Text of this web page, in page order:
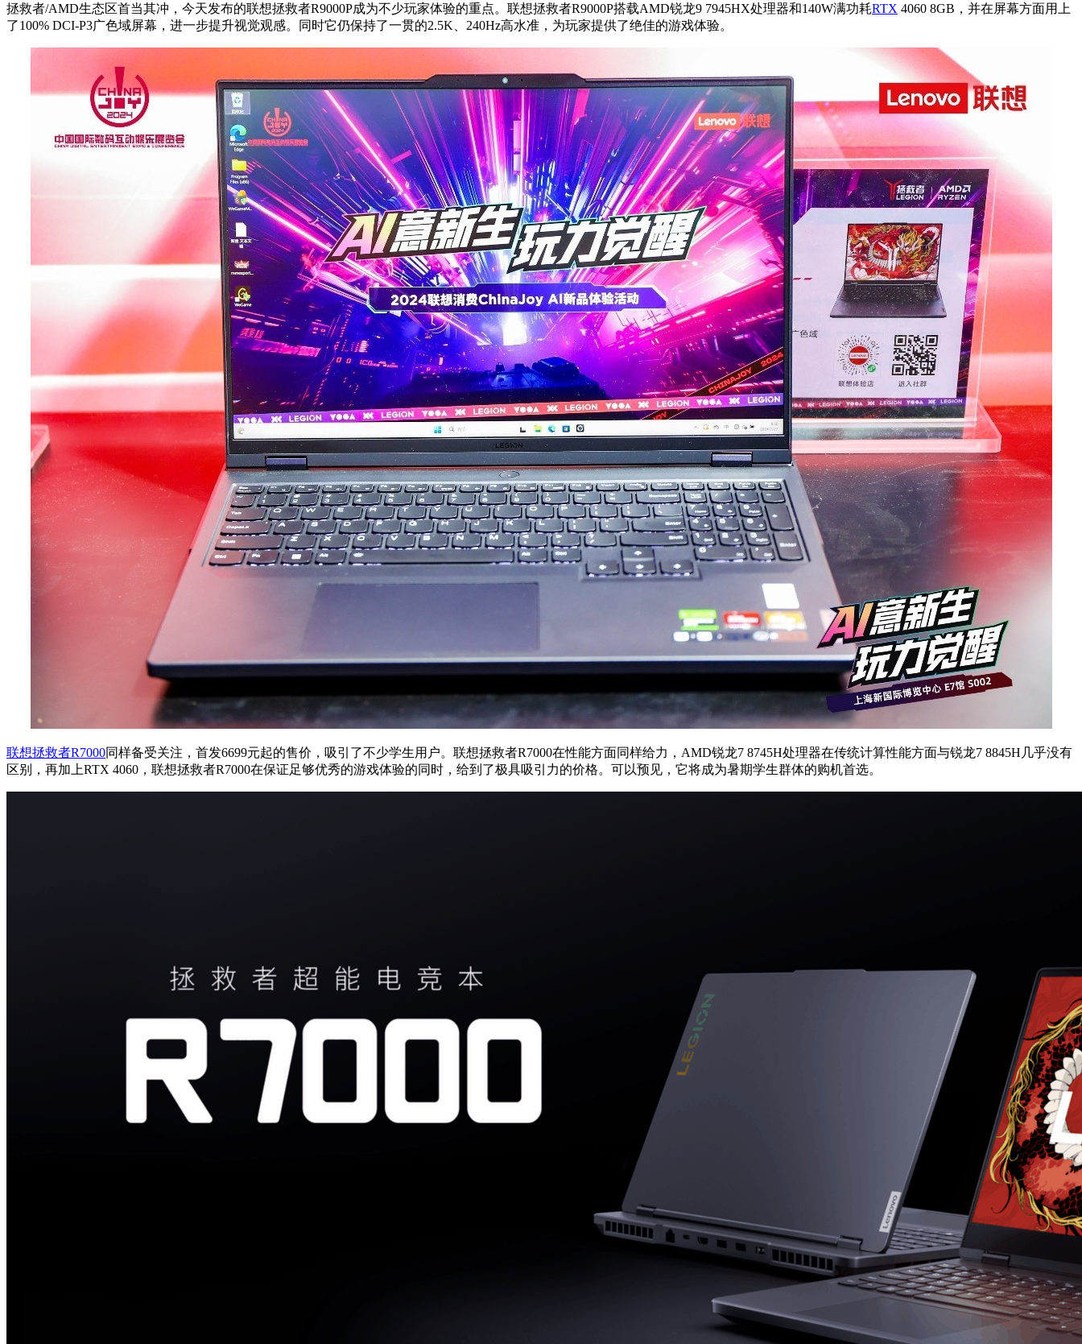
拯救者/AMD生态区首当其冲，今天发布的联想拯救者R9000P成为不少玩家体验的重点。联想拯救者R9000P搭载AMD锐龙9 7945HX处理器和140W满功耗RTX 4060 8GB，并在屏幕方面用上
了100% DCI-P3广色域屏幕，进一步提升视觉观感。同时它仍保持了一贯的2.5K、240Hz高水准，为玩家提供了绝佳的游戏体验。
联想拯救者R7000同样备受关注，首发6699元起的售价，吸引了不少学生用户。联想拯救者R7000在性能方面同样给力，AMD锐龙7 8745H处理器在传统计算性能方面与锐龙7 8845H几乎没有
区别，再加上RTX 4060，联想拯救者R7000在保证足够优秀的游戏体验的同时，给到了极具吸引力的价格。可以预见，它将成为暑期学生群体的购机首选。